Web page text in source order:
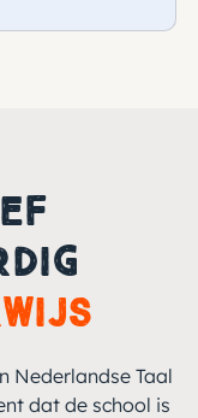
Nederlandse Taal
dat de school is